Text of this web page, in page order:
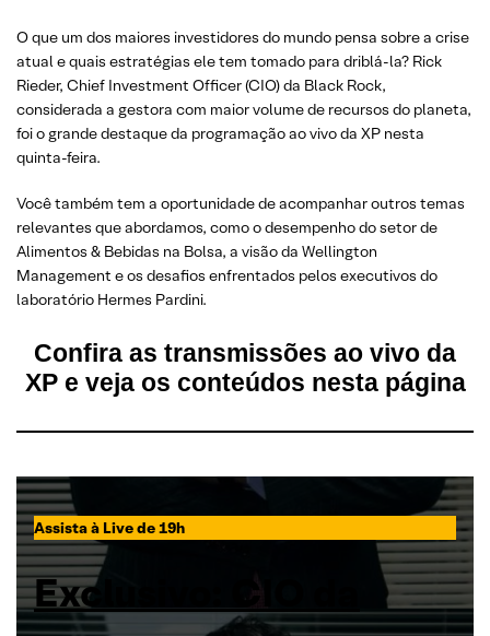
O que um dos maiores investidores do mundo pensa sobre a crise
atual e quais estratégias ele tem tomado para driblá-la? Rick
Rieder, Chief Investment Officer (CIO) da Black Rock,
considerada a gestora com maior volume de recursos do planeta,
foi o grande destaque da programação ao vivo da XP nesta
quinta-feira.
Você também tem a oportunidade de acompanhar outros temas
relevantes que abordamos, como o desempenho do setor de
Alimentos & Bebidas na Bolsa, a visão da Wellington
Management e os desafios enfrentados pelos executivos do
laboratório Hermes Pardini.
Confira as transmissões ao vivo da
XP e veja os conteúdos nesta página
Assista à Live de 19h
Exclusivo: CIO da